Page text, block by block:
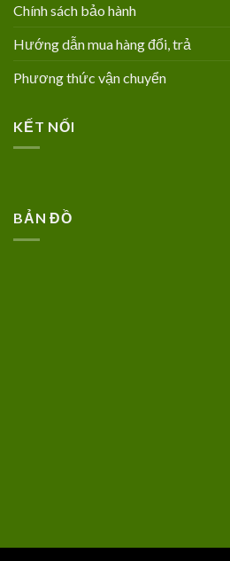
Chính sách bảo hành
Hướng dẫn mua hàng đổi, trả
Phương thức vận chuyển
KẾT NỐI
BẢN ĐỒ